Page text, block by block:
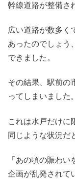
幹線道路が整備さ
広い道路が数多く
あったのでしょう
できました。
その結果、駅前の
ってしまいました。
これは水戸だけに
同じような状況だ
「あの頃の賑わ
企画が乱発されて